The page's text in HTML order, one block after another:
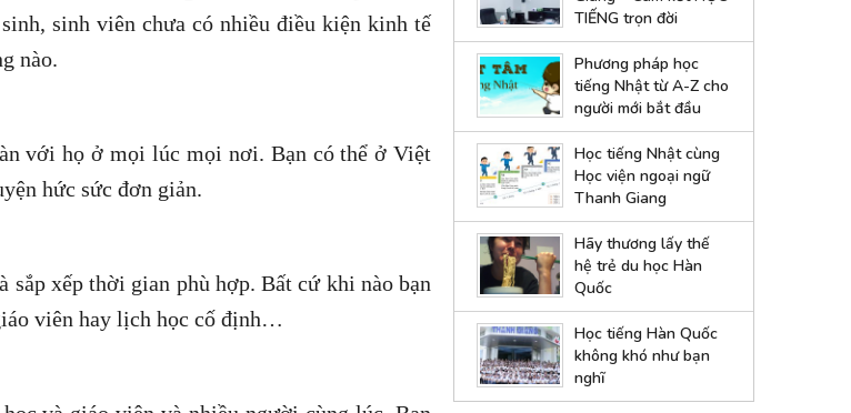
sinh viên chưa có nhiều điều kiện kinh tế
nào.
với họ ở mọi lúc mọi nơi. Bạn có thể ở Việt
hức sức đơn giản.
sắp xếp thời gian phù hợp. Bất cứ khi nào bạn
viên hay lịch học cố định…
TIẾNG trọn đời
Phương pháp học
tiếng Nhật từ A-Z cho
người mới bắt đầu
Học tiếng Nhật cùng
Học viện ngoại ngữ
Thanh Giang
Hãy thương lấy thế
hệ trẻ du học Hàn
Quốc
Học tiếng Hàn Quốc
không khó như bạn
nghĩ